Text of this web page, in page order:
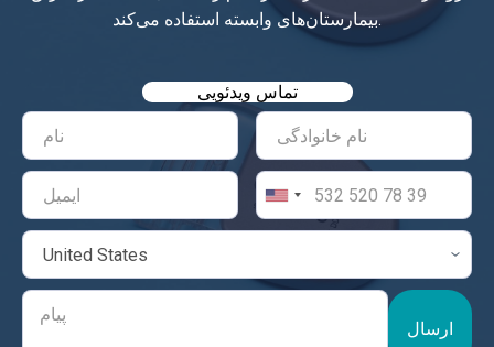
بیمارستان‌های وابسته استفاده می‌کند.
تماس ویدئویی
ارسال